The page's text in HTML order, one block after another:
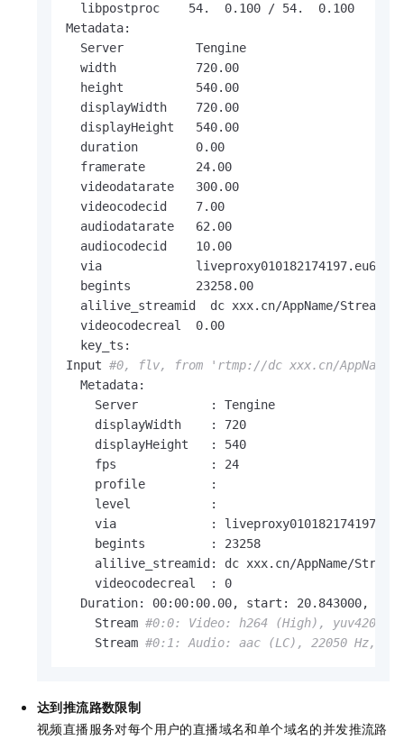
  libpostproc    54.  0.100 / 54.  0.100
Metadata:
  Server          Tengine
  width           720.00
  height          540.00
  displayWidth    720.00
  displayHeight   540.00
  duration        0.00
  framerate       24.00
  videodatarate   300.00
  videocodecid    7.00
  audiodatarate   62.00
  audiocodecid    10.00
via
  begints         23258.00
alilive_streamid  dc xxx.cn/AppName/
  videocodecreal  0.00
  key_ts:
Input #0, flv, from 'rtmp://dc xxx.cn/AppName/
  Metadata:
    Server          : Tengine
    displayWidth    : 720
    displayHeight   : 540
    fps             : 24
    profile         :
    level           :
via             :
    begints         : 23258
alilive_streamid: dc xxx.cn/AppName/
    videocodecreal  : 0
Duration: 00:00:00.00, start: 20.843000,
    Stream
#0:0: Video: h264 (High), yuv420p,
    Stream
#0:1: Audio: aac (LC), 22050 Hz,
达到推流路数限制
视频直播服务对每个用户的直播域名和单个域名的并发推流路